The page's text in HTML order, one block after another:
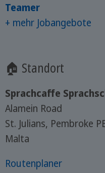
Teamer
+ mehr Jobangebote
🏠 Standort
Sprachcaffe
Alamein Road
St. Julians, Pembroke
Malta
Routenplaner